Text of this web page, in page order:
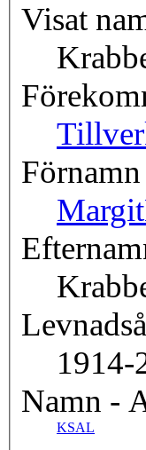
Visat
Förnamn
Margit
1914-
Namn -
KSAL